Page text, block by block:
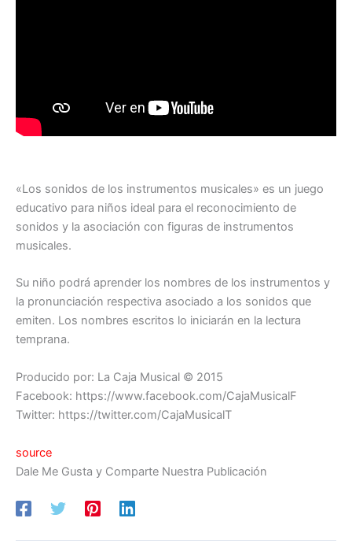
«Los sonidos de los instrumentos musicales» es un juego
educativo para niños ideal para el reconocimiento de
sonidos y la asociación con figuras de instrumentos
musicales.
Su niño podrá aprender los nombres de los instrumentos y
la pronunciación respectiva asociado a los sonidos que
emiten. Los nombres escritos lo iniciarán en la lectura
temprana.
Producido por: La Caja Musical © 2015
Facebook: https://www.facebook.com/CajaMusicalF
Twitter: https://twitter.com/CajaMusicalT
source
Dale Me Gusta y Comparte Nuestra Publicación